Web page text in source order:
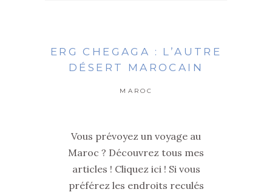
ERG CHEGAGA : L’AUTRE
DÉSERT MAROCAIN
MAROC
Vous prévoyez un voyage au
Maroc ? Découvrez tous mes
articles ! Cliquez ici ! Si vous
préférez les endroits reculés